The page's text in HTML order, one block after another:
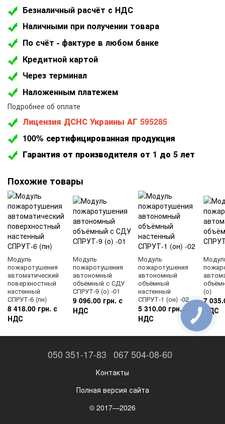
Безналичный расчёт с НДС
Наличными при получении товара
По счёт - фактуре в любом банке
Кредитной картой
Через терминал
Наложенным платежем
Подробнее об оплате
Лицензия ДСНС Украины АГ 595285
100% сертифицированная продукция
Гарантия от производителя от 1 до 5 лет
Похожие товары
Модуль
пожаротушения
автоматический
поверхностный
настенный
СПРУТ-6 (пн)
8 418.00 грн. с
НДС
Модуль
пожаротушения
автономный
объёмный с СДУ
СПРУТ-9 (о) -01
9 096.00 грн. с
НДС
Модуль
пожаротушения
автономный
объёмный
настенный
СПРУТ-1 (он) -02
5 310.00 грн. с
НДС
(о)
7
НДС
050 351-17-83 067 504-08-60
Контакты
Полная версия сайта
© 2017—2026